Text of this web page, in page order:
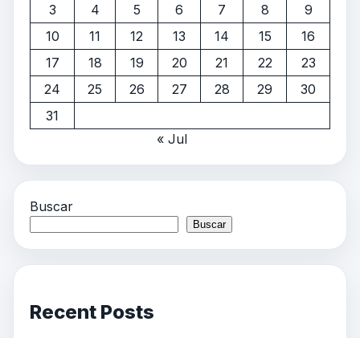
3
4 5 6 7 8
9
10
11 12 13 14 15
16
17
18 19 20 21 22
23
24
25 26 27 28 29
30
31
« Jul
Buscar
Buscar
Recent Posts